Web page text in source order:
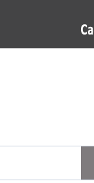
Pasar al contenido
Noticias